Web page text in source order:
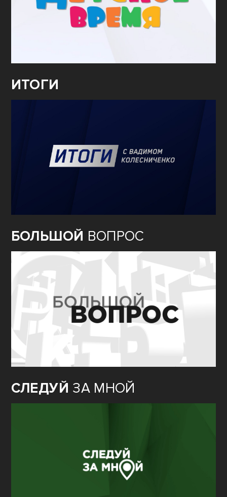
ИТОГИ
БОЛЬШОЙ ВОПРОС
СЛЕДУЙ ЗА МНОЙ